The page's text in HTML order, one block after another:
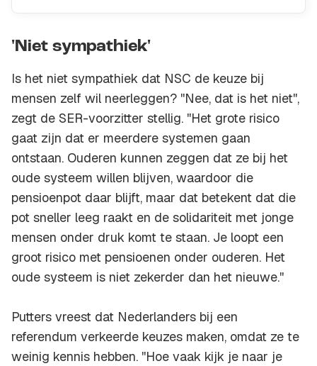
'Niet sympathiek'
Is het niet sympathiek dat NSC de keuze bij
mensen zelf wil neerleggen? ''Nee, dat is het niet'',
zegt de SER-voorzitter stellig. ''Het grote risico
gaat zijn dat er meerdere systemen gaan
ontstaan. Ouderen kunnen zeggen dat ze bij het
oude systeem willen blijven, waardoor die
pensioenpot daar blijft, maar dat betekent dat die
pot sneller leeg raakt en de solidariteit met jonge
mensen onder druk komt te staan. Je loopt een
groot risico met pensioenen onder ouderen. Het
oude systeem is niet zekerder dan het nieuwe.''
Putters vreest dat Nederlanders bij een
referendum verkeerde keuzes maken, omdat ze te
weinig kennis hebben. ''Hoe vaak kijk je naar je